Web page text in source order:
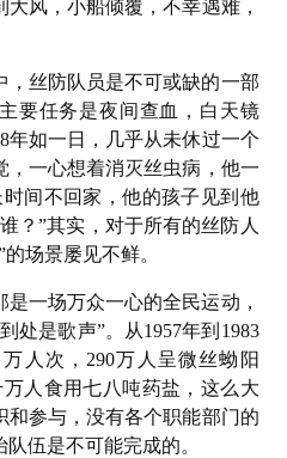
风，小船倾覆，不幸遇难，
，丝防队员是不可或缺的一部
要任务是夜间查血，白天镜
年如一日，几乎从未休过一个
，一心想着消灭丝虫病，他一
间不回家，他的孩子见到他
？”其实，对于所有的丝防人
场景屡见不鲜。
一场万众一心的全民运动，
处是歌声”。从1957年到1983
人次，290万人呈微丝蚴阳
人食用七八吨药盐，这么大
和参与，没有各个职能部门的
伍是不可能完成的。